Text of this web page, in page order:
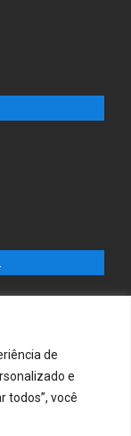
de
e
todos”, você
e serviços